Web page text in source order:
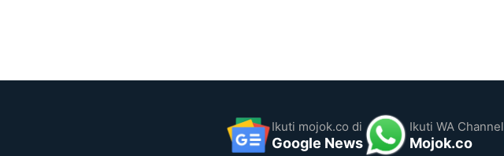
Ikuti mojok.co di
Google News
Ikuti WA Channel
Mojok.co